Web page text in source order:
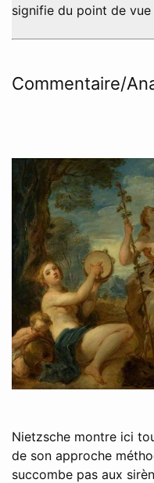
signifie du point de
Commentaire/
Nietzsche montre ici
de son approche
succombe pas aux